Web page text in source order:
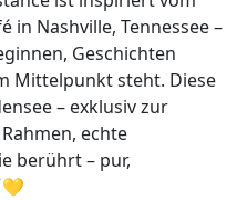
in Nashville, Tennessee –
Geschichten
Mittelpunkt steht. Diese
– exklusiv zur
echte
berührt – pur,